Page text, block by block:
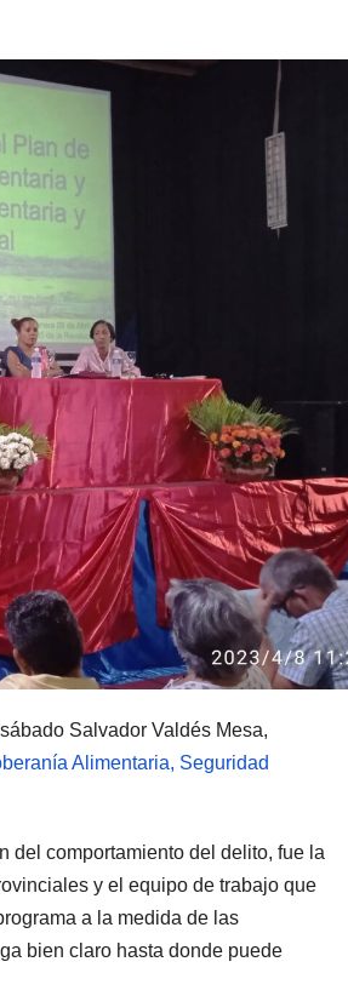
Salvador Valdés Mesa,
Alimentaria, Seguridad
del comportamiento del delito, fue la
y el equipo de trabajo que
a la medida de las
bien claro hasta donde puede